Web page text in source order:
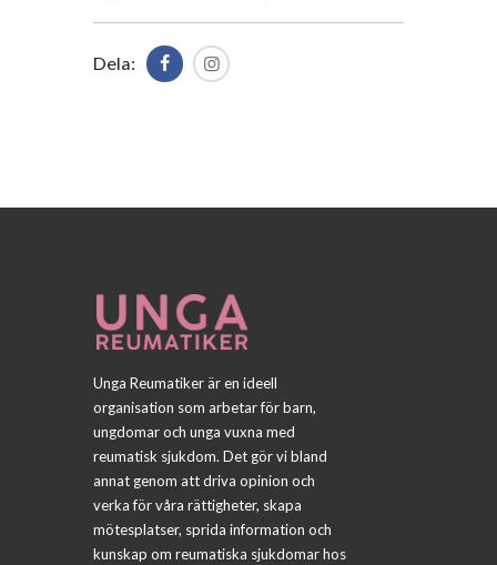
Dela:
Unga Reumatiker är en ideell
organisation som arbetar för barn,
ungdomar och unga vuxna med
reumatisk sjukdom. Det gör vi bland
annat genom att driva opinion och
verka för våra rättigheter, skapa
mötesplatser, sprida information och
kunskap om reumatiska sjukdomar hos